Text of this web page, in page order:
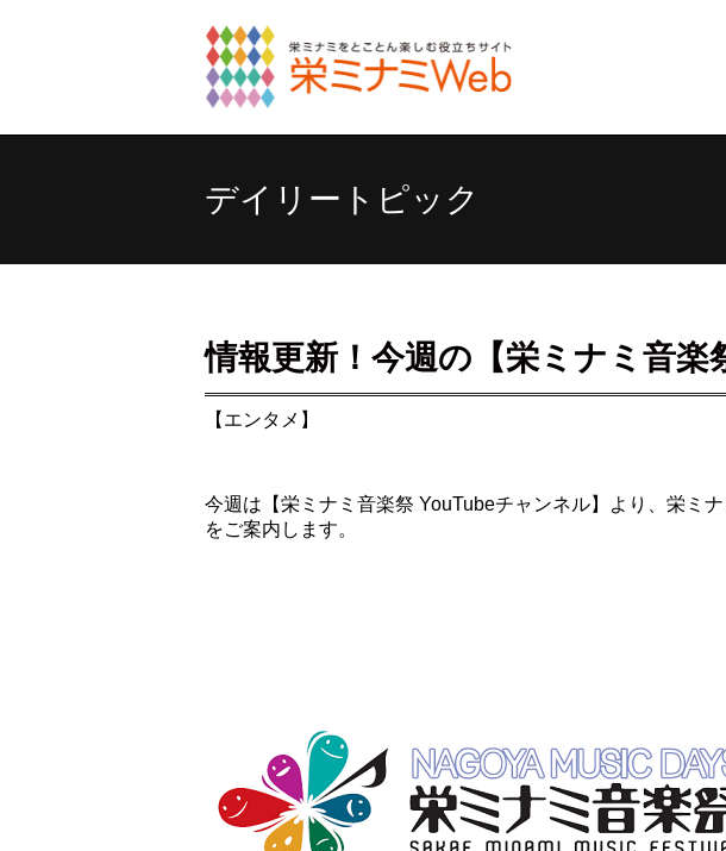
デイリートピック
情報更新！今週の【栄ミナミ音楽
【エンタメ】
今週は【栄ミナミ音楽祭 YouTubeチャンネル】より、栄ミ
をご案内します。